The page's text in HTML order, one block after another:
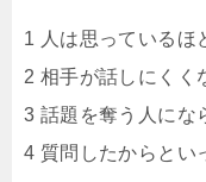
1 人は思っているほ
2 相手が話しにくく
3 話題を奪う人にな
4 質問したからとい